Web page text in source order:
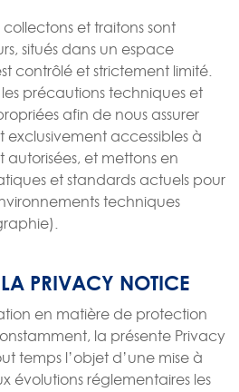
et traitons sont
situés dans un espace
contrôlé et strictement limité.
précautions techniques et
afin de nous assurer
exclusivement accessibles à
autorisées, et mettons en
et standards actuels pour
techniques
PRIVACY NOTICE
en matière de protection
la présente Privacy
temps l’objet d’une mise à
évolutions réglementaires les